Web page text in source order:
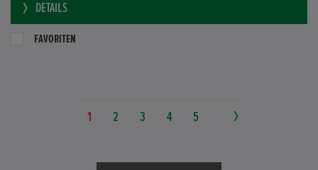
DETAILS
FAVORITEN
1 2 3 4 5